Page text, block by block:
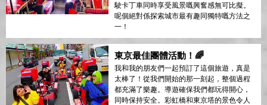
駛卡丁車同時享受風景嘅興奮感無可比擬。
呢個絕對係探索城市最有趣同獨特嘅方法之
一！
東京最佳團體活動！🌈
我和我的朋友們一起預訂了這個旅遊，真是
太棒了！從我們開始的那一刻起，整個過程
都充滿了樂趣。導遊確保我們都玩得開心，
同時保持安全。彩虹橋和東京塔的景色令人